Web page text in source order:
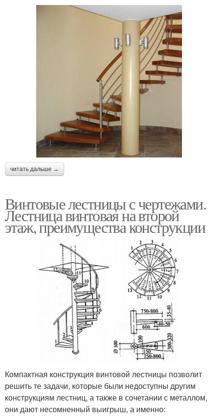
читать дальше →
Винтовые лестницы с чертежами.
Лестница винтовая на второй
этаж, преимущества конструкции
Компактная конструкция винтовой лестницы позволит
решить те задачи, которые были недоступны другим
конструкциям лестниц, а также в сочетании с металлом,
они дают несомненный выигрыш, а именно: